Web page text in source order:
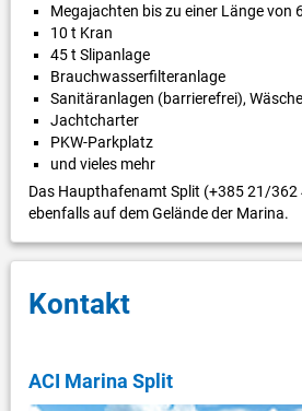
Megajachten bis zu einer Länge von
10 t Kran
45 t Slipanlage
Brauchwasserfilteranlage
Sanitäranlagen (barrierefrei),
Jachtcharter
PKW-Parkplatz
und vieles mehr
Das Haupthafenamt Split (+385 21/362
ebenfalls auf dem Gelände der Marina.
Kontakt
ACI Marina Split